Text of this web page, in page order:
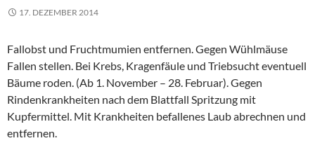
17. DEZEMBER 2014
Fallobst und Fruchtmumien entfernen. Gegen Wühlmäuse
Fallen stellen. Bei Krebs, Kragenfäule und Triebsucht eventuell
Bäume roden. (Ab 1. November – 28. Februar). Gegen
Rindenkrankheiten nach dem Blattfall Spritzung mit
Kupfermittel. Mit Krankheiten befallenes Laub abrechnen und
entfernen.